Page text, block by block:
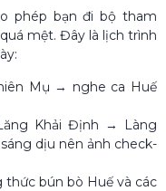
phép bạn đi bộ tham
mệt. Đây là lịch trình
Mụ → nghe ca Huế
Khải Định → Làng
dịu nên ảnh check-
bún bò Huế và các